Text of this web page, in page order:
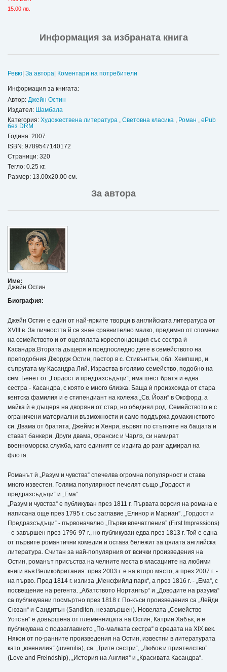
15.00 лв.
Информация за избраната книга
Ревю За автора Коментари на потребители
Информация за книгата:
Автор: Джейн Остин
Издател: Шамбала
Категория: Художествена литература Световна класика Роман
ePub
без DRM
Година: 2007
ISBN: 9789547140172
Страници: 320
Тегло: 0.25 кг.
Размер: 13.00x20.00 см.
За автора
Име:
Джейн Остин
Биография:
Джейн Остин е един от най-ярките творци в английската литература от
ХVІІІ в. За личността й се знае сравнително малко, предимно от спомени
на семейството и от оцелялата кореспонденция със сестра ѝ
Касандра.Втората дъщеря и предпоследно дете в семейството на
преподобния Джордж Остин, пастор в с. Стивънтън, обл. Хемпшир, и
съпругата му Касандра Лий. Израства в голямо семейство, подобно на
сем. Бенет от „Гордост и предразсъдъци“; има шест братя и една
сестра - Касандра, с която е много близка. Баща ѝ произхожда от стара
кентска фамилия и е стипендиант на колежа „Св. Йоан“ в Оксфорд, а
майка ѝ е дъщеря на дворяни от стар, но обеднял род. Семейството е с
ограничени материални възможности и само поддържа домакинството
си. Двама от братята, Джеймс и Хенри, вървят по стъпките на бащата и
стават банкери. Други двама, Франсис и Чарлз, си намират
военноморска служба, като единият се издига до ранг адмирал на
флота.
Романът ѝ „Разум и чувства“ спечелва огромна популярност и става
много известен. Голяма популярност печелят също „Гордост и
предразсъдъци“ и „Ема“.
„Разум и чувства“ е публикуван през 1811 г. Първата версия на романа е
написана още през 1795 г. със заглавие „Елинор и Мариан”. „Гордост и
Предразсъдъци“ - първоначално „Първи впечатления” (First Impressions)
- е завършен през 1796-97 г., но публикуван едва през 1813 г. Той е една
от първите романтични комедии и остава бележит за цялата английска
литература. Считан за най-популярния от всички произведения на
Остин, романът присъства на челните места в класациите на любими
книги във Великобритания: през 2003 г. е на второ място, а през 2007 г. -
на първо. Пред 1814 г. излиза „Менсфийлд парк“, а през 1816 г. - „Ема“, с
посвещение на регента. „Абатството Нортангър“ и „Доводите на разума“
са публикувани посмъртно през 1818 г. По-къси произведения са „Лейди
Сюзан“ и Сандитън (Sanditon, незавършен). Новелата „Семейство
Уотсън“ е довършена от племенницата на Остин, Катрин Хабък, и е
публикувана с подзаглавието „По-малката сестра“ в средата на XIX век.
Някои от по-ранните произведения на Остин, известни в литературата
като „ювенилия“ (juvenilia), са: „Трите сестри“, „Любов и приятелство”
(Love and Freindship), „История на Англия“ и „Красивата Касандра“.